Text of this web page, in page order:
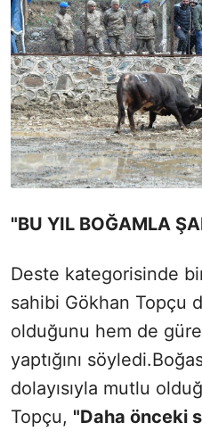
"BU YIL BOĞAMLA
Deste kategorisinde
sahibi Gökhan Topçu
olduğunu hem de
yaptığını
dolayısıyla mutlu
Topçu, "Daha önceki